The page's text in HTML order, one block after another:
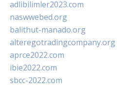
adlibilimler2023.com
naswwebed.org
balithut-manado.org
alteregotradingcompany.org
aprce2022.com
ibie2022.com
sbcc-2022.com